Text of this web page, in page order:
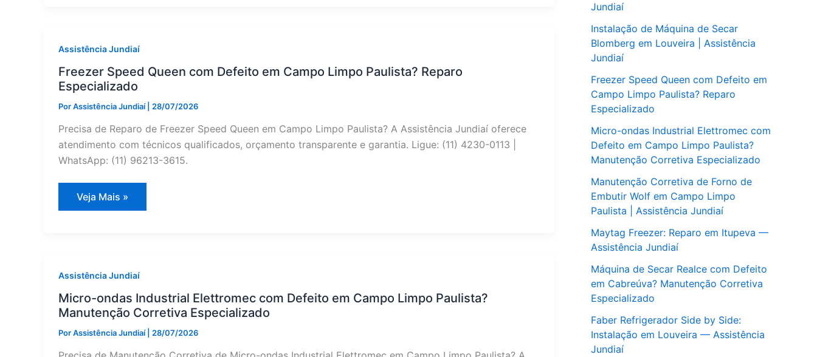
Paulista
—
Assistência
Jundiaí
Assistência Jundiaí
Freezer Speed Queen com Defeito em Campo Limpo Paulista? Reparo
Especializado
PorAssistência Jundiaí 28/07/2026
Precisa de Reparo de Freezer Speed Queen em Campo Limpo Paulista? A Assistência Jundiaí oferece
atendimento com técnicos qualificados, orçamento transparente e garantia. Ligue: (11) 4230-0113 |
WhatsApp: (11) 96213-3615.
Freezer
Speed
Paulista?
Especializado
Veja Mais »
Assistência Jundiaí
Micro-ondas Industrial Elettromec com Defeito em Campo Limpo Paulista?
Manutenção Corretiva Especializado
PorAssistência Jundiaí 28/07/2026
Jundiaí
Instalação de Máquina de Secar
Blomberg em Louveira | Assistência
Jundiaí
Freezer Speed Queen com Defeito em
Campo Limpo Paulista? Reparo
Especializado
Micro-ondas Industrial Elettromec com
Defeito em Campo Limpo Paulista?
Manutenção Corretiva Especializado
Manutenção Corretiva de Forno de
Embutir Wolf em Campo Limpo
Paulista | Assistência Jundiaí
Maytag Freezer: Reparo em Itupeva —
Assistência Jundiaí
Máquina de Secar Realce com Defeito
em Cabreúva? Manutenção Corretiva
Especializado
Faber Refrigerador Side by Side:
Instalação em Louveira — Assistência
Jundiaí